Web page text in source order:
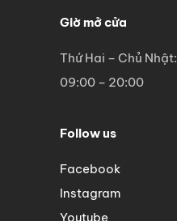
Giờ mở cửa
Thứ Hai – Chủ Nhật:
09:00 – 20:00
Follow us
Facebook
Instagram
Youtube